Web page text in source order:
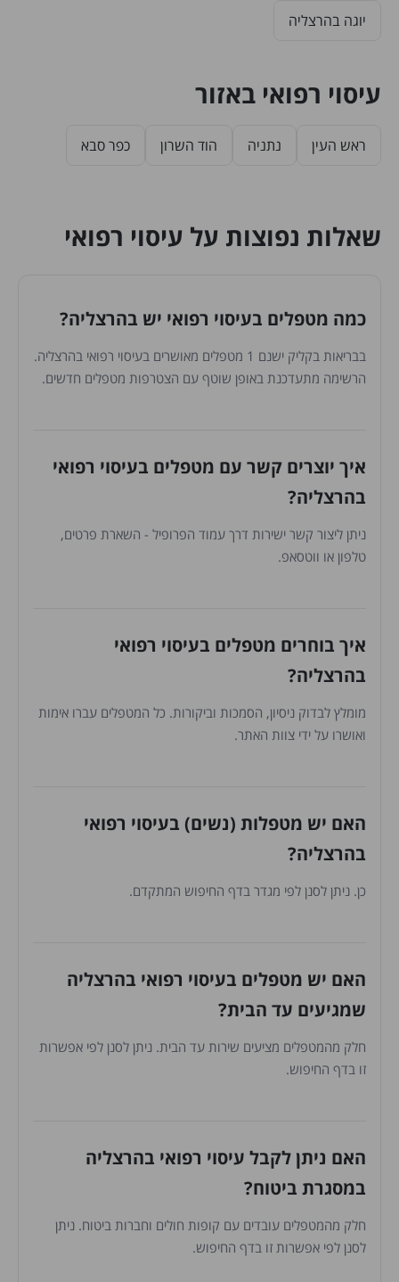
יוגה בהרצליה
עיסוי רפואי באזור
ראש העין נתניה הוד השרון כפר סבא
שאלות נפוצות על עיסוי רפואי
כמה מטפלים בעיסוי רפואי יש בהרצליה?
בבריאות בקליק ישנם 1 מטפלים מאושרים בעיסוי רפואי בהרצליה.
הרשימה מתעדכנת באופן שוטף עם הצטרפות מטפלים חדשים.
איך יוצרים קשר עם מטפלים בעיסוי רפואי
בהרצליה?
ניתן ליצור קשר ישירות דרך עמוד הפרופיל - השארת פרטים,
טלפון או ווטסאפ.
איך בוחרים מטפלים בעיסוי רפואי
בהרצליה?
מומלץ לבדוק ניסיון, הסמכות וביקורות. כל המטפלים עברו אימות
ואושרו על ידי צוות האתר.
האם יש מטפלות (נשים) בעיסוי רפואי
בהרצליה?
כן. ניתן לסנן לפי מגדר בדף החיפוש המתקדם.
האם יש מטפלים בעיסוי רפואי בהרצליה
שמגיעים עד הבית?
חלק מהמטפלים מציעים שירות עד הבית. ניתן לסנן לפי אפשרות
זו בדף החיפוש.
האם ניתן לקבל עיסוי רפואי בהרצליה
במסגרת ביטוח?
חלק מהמטפלים עובדים עם קופות חולים וחברות ביטוח. ניתן
לסנן לפי אפשרות זו בדף החיפוש.